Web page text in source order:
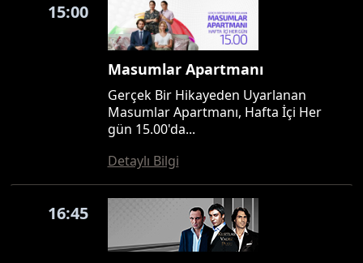
15:00
Masumlar Apartmanı
Gerçek Bir Hikayeden Uyarlanan
Masumlar Apartmanı, Hafta İçi Her
gün 15.00'da...
Detaylı Bilgi
16:45